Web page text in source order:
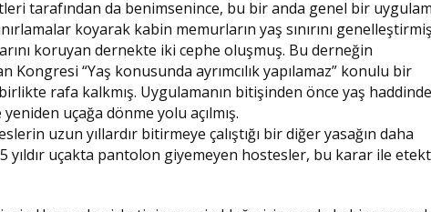
tarafından da benimsenince, bu bir anda genel bir
koyarak kabin memurların yaş sınırını
koruyan dernekte iki cephe oluşmuş. Bu derneğin
“Yaş konusunda ayrımcılık yapılamaz” konulu bir
rafa kalkmış. Uygulamanın bitişinden önce yaş
uçağa dönme yolu açılmış.
uzun yıllardır bitirmeye çalıştığı bir diğer yasağın daha
yıldır uçakta pantolon giyemeyen hostesler, bu karar ile